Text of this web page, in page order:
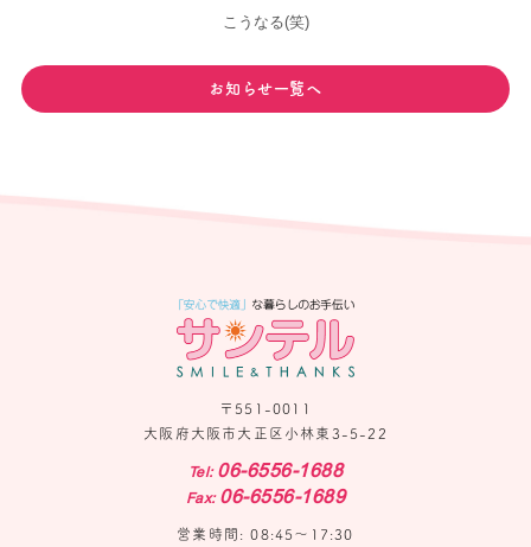
こうなる(笑)
お知らせ一覧へ
〒551-0011
大阪府大阪市大正区小林東3-5-22
Tel: 06-6556-1688
Fax: 06-6556-1689
営業時間: 08:45〜17:30